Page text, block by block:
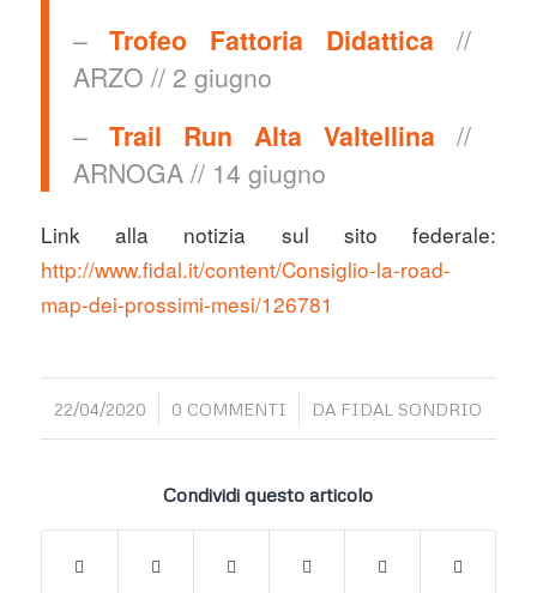
–Trofeo Fattoria Didattica //
ARZO // 2 giugno
– Trail Run Alta Valtellina //
ARNOGA // 14 giugno
Link alla notizia sul sito federale:
http://www.fidal.it/content/Consiglio-la-road-
map-dei-prossimi-mesi/126781
22/04/2020
/ 0 COMMENTI
/ DA FIDAL SONDRIO
Condividi questo articolo